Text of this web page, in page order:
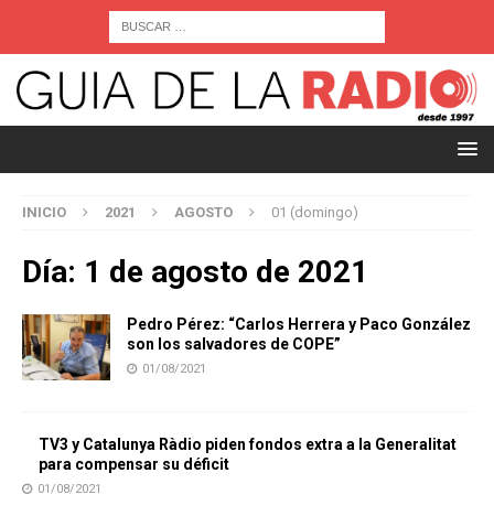
INICIO 2021 AGOSTO 01 (domingo)
Día: 1 de agosto de 2021
Pedro Pérez: “Carlos Herrera y Paco González
son los salvadores de COPE”
01/08/2021
TV3 y Catalunya Ràdio piden fondos extra a la Generalitat
para compensar su déficit
01/08/2021